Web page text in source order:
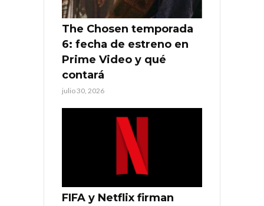
The Chosen temporada
6: fecha de estreno en
Prime Video y qué
contará
julio 30, 2026
FIFA y Netflix firman